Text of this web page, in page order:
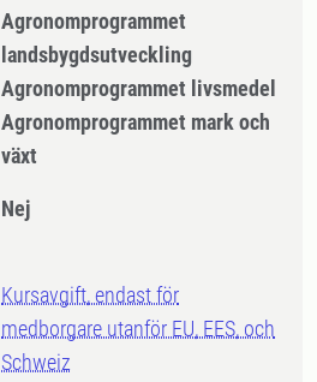
Agronomprogrammet
landsbygdsutveckling
Agronomprogrammet livsmedel
Agronomprogrammet mark och
växt
Nej
Kursavgift, endast för
medborgare utanför EU, EES, och
Schweiz